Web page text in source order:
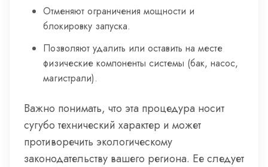
Отменяют ограничения мощности и
блокировку запуска.
Позволяют удалить или оставить на месте
физические компоненты системы (бак, насос,
магистрали).
Важно понимать, что эта процедура носит
сугубо технический характер и может
противоречить экологическому
законодательству вашего региона. Ее следует